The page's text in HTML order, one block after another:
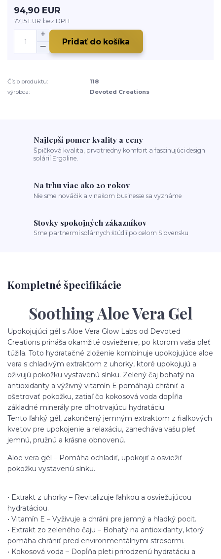
94,90 EUR
77,15 EUR bez DPH
Pridať do košíka
Číslo produktu:
118
výrobca:
Devoted Creations
Najlepší pomer kvality a ceny
Špičková kvalita, prvotriedny komfort a fascinujúci design
solárií Ergoline.
Na trhu viac ako 20 rokov
Nie sme nováčik a v našom businesse sa vyznáme
Stovky spokojných zákazníkov
Sme partnermi solárnych štúdií po celom Slovensku
Kompletné špecifikácie
Soothing Aloe Vera Gel
Upokojujúci gél s Aloe Vera Glow Labs od Devoted
Creations prináša okamžité osvieženie, po ktorom vaša pleť
túžila. Toto hydratačné zloženie kombinuje upokojujúce aloe
vera s chladivým extraktom z uhorky, ktoré upokojujú a
oživujú pokožku vystavenú slnku. Zelený čaj bohatý na
antioxidanty a výživný vitamín E pomáhajú chrániť a
ošetrovať pokožku, zatiaľ čo kokosová voda dopĺňa
základné minerály pre dlhotrvajúcu hydratáciu.
Tento ľahký gél, zakončený jemným extraktom z fialkových
kvetov pre upokojenie a relaxáciu, zanecháva vašu pleť
jemnú, pružnú a krásne obnovenú.
Aloe vera gél – Pomáha ochladiť, upokojiť a osviežiť
pokožku vystavenú slnku.
• Extrakt z uhorky – Revitalizuje ľahkou a osviežujúcou
hydratáciou.
• Vitamín E – Vyživuje a chráni pre jemný a hladký pocit.
• Extrakt zo zeleného čaju – Bohatý na antioxidanty, ktorý
pomáha chrániť pred environmentálnymi stresormi.
• Kokosová voda – Dopĺňa pleti prirodzenú hydratáciu a